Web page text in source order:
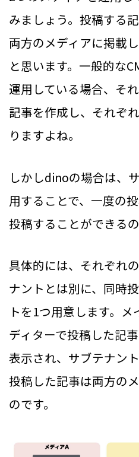
みましょう。投稿する
両方のメディアに掲載
と思います。一般的な
運用している場合、そ
記事を作成し、それぞ
りますよね。
しかしdinoの場合は、
用することで、一度の
投稿することができるの
具体的には、それぞれ
ナントとは別に、同時
トを1つ用意します。
ディターで投稿した記
表示され、サブテナン
投稿した記事は両方の
のです。